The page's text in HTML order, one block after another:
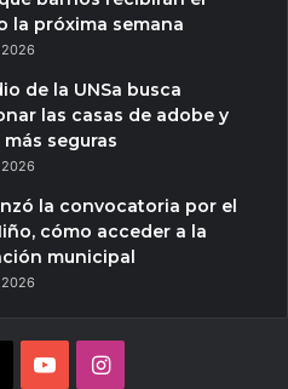
la próxima semana
de la UNSa busca
las casas de adobe y
seguras
la convocatoria por el
cómo acceder a la
municipal
YouTubeInstagram